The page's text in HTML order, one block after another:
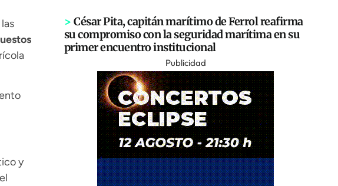
y
> César Pita, capitán marítimo de Ferrol reafirma
su compromiso con la seguridad marítima en su
primer encuentro institucional
Publicidad